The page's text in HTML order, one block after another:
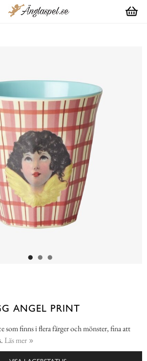
ANGEL PRINT
som finns i flera färger och mönster, fina att
Läs mer